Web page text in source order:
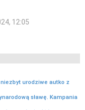
12:05
urodziwe autko z
sławę. Kampania